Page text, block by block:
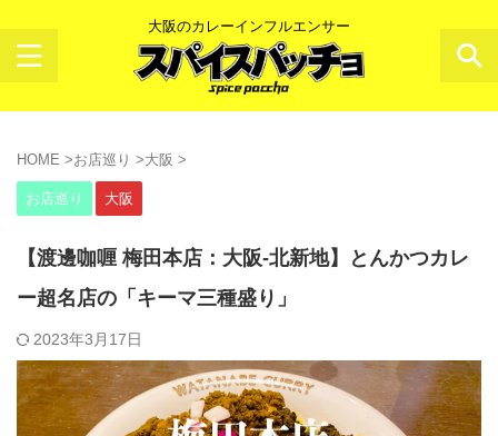
大阪のカレーインフルエンサー
HOME >お店巡り >大阪 >
お店巡り 大阪
【渡邊咖喱 梅田本店：大阪-北新地】とんかつカレ
ー超名店の「キーマ三種盛り」
2023年3月17日